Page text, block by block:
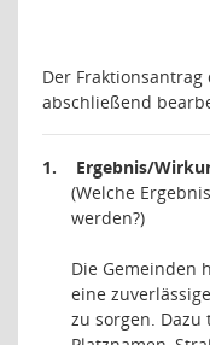
Der Fraktionsantrag
abschließend
1.
Ergebnis/
(Welche
werden?)
Die Gemeinden
eine
zu sorgen. Dazu